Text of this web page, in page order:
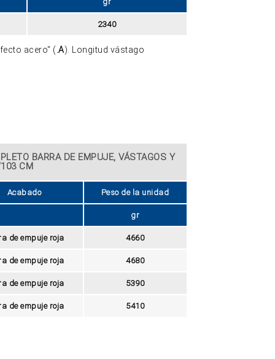
2340
acero" (.A). Longitud vástago
BARRA DE EMPUJE, VÁSTAGOS Y
CM
Acabado Peso de la unidad
gr
de empuje roja 4660
de empuje roja 4680
de empuje roja 5390
de empuje roja 5410